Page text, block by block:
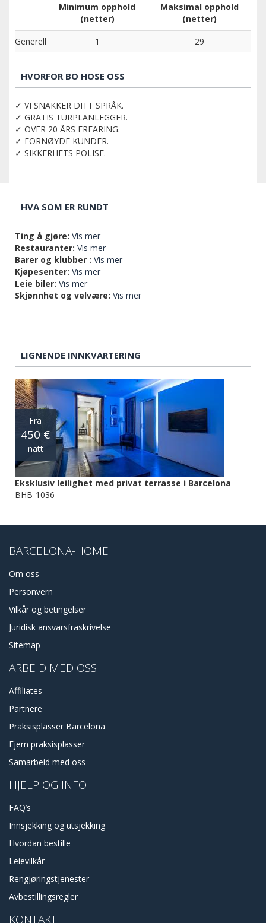
Minimum opphold
(netter)
Maksimal opphold
(netter)
Generell
1 29
HVORFOR BO HOSE OSS
✓ VI SNAKKER DITT SPRÅK.
✓ GRATIS TURPLANLEGGER.
✓ OVER 20 ÅRS ERFARING.
✓ FORNØYDE KUNDER.
✓ SIKKERHETS POLISE.
HVA SOM ER RUNDT
Ting å gjøre: Vis mer
Restauranter: Vis mer
Barer og klubber : Vis mer
Kjøpesenter: Vis mer
Leie biler: Vis mer
Skjønnhet og velvære: Vis mer
LIGNENDE INNKVARTERING
Fra
450 €
natt
Eksklusiv leilighet med privat terrasse i Barcelona
BHB-1036
BARCELONA-HOME
Om oss
Personvern
Vilkår og betingelser
Juridisk ansvarsfraskrivelse
Sitemap
ARBEID MED OSS
Affiliates
Partnere
Praksisplasser Barcelona
Fjern praksisplasser
Samarbeid med oss
HJELP OG INFO
FAQ’s
Innsjekking og utsjekking
Hvordan bestille
Leievilkår
Rengjøringstjenester
Avbestillingsregler
KONTAKT